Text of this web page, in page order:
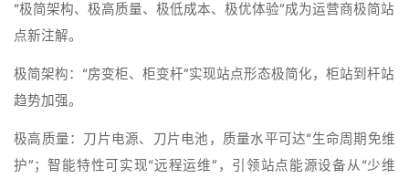
“极简架构、极高质量、极低成本、极优体验”成为运营商极简站
点新注解。
极简架构：“房变柜、柜变杆”实现站点形态极简化，柜站到杆站
趋势加强。
极高质量：刀片电源、刀片电池，质量水平可达“生命周期免维
护”；智能特性可实现“远程运维”，引领站点能源设备从“少维